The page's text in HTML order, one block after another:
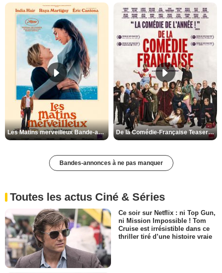
Les Matins merveilleux Bande-annonce VF De la Comédie-Française Teaser VF
Bandes-annonces à ne pas manquer
Toutes les actus Ciné & Séries
Ce soir sur Netflix : ni Top Gun,
ni Mission Impossible ! Tom
Cruise est irrésistible dans ce
thriller tiré d’une histoire vraie